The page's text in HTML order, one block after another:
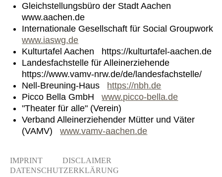
Gleichstellungsbüro der Stadt Aachen
www.aachen.de
Internationale Gesellschaft für Social Groupwork
www.iaswg.de
Kulturtafel Aachen https://kulturtafel-
Landesfachstelle für Alleinerziehende
https://www.vamv-nrw.de/de/landesfachstelle/
Nell-Breuning-Haus https://nbh.de
Picco Bella GmbHwww.picco-bella.de
"Theater für alle" (Verein)
Verband Alleinerziehender Mütter und Väter
(VAMV)www.vamv-aachen.de
IMPRINT
DISCLAIMER
DATENSCHUTZERKLÄRUNG